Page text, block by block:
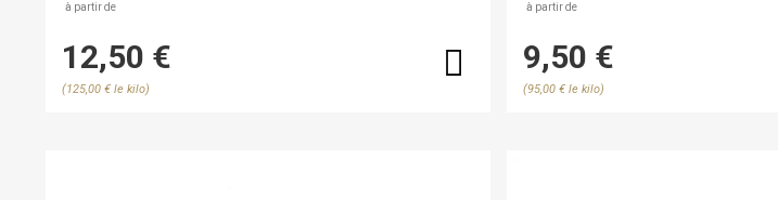
à partir de
12,50 €
(125,00 € le kilo)
à partir de
9,50 €
(95,00 € le kilo)